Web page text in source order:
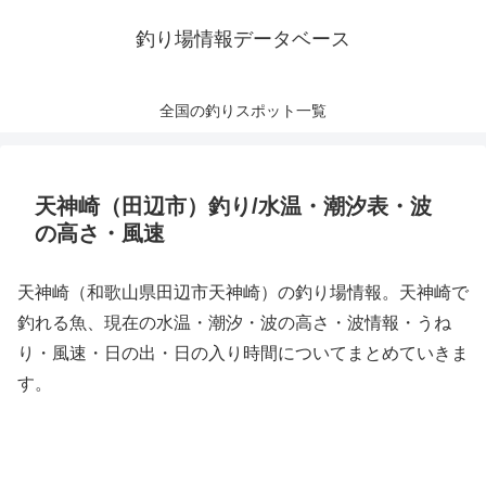
釣り場情報データベース
全国の釣りスポット一覧
天神崎（田辺市）釣り/水温・潮汐表・波
の高さ・風速
天神崎（和歌山県田辺市天神崎）の釣り場情報。天神崎で
釣れる魚、現在の水温・潮汐・波の高さ・波情報・うね
り・風速・日の出・日の入り時間についてまとめていきま
す。